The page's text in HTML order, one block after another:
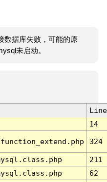
数据库失败，可能的原
未启动。
Line
14
324
211
62